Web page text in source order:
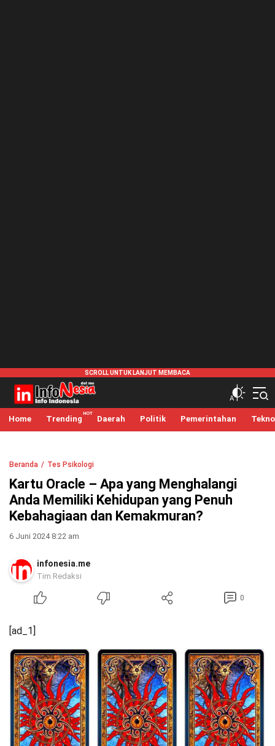
infonesia.me
Info Indonesia
Home Trending Daerah Politik Pemerintahan Tekno
Beranda Tes Psikologi
Kartu Oracle – Apa yang Menghalangi
Anda Memiliki Kehidupan yang Penuh
Kebahagiaan dan Kemakmuran?
6 Juni 2024 8:22 am
infonesia.me
Tim Redaksi
0
[ad_1]